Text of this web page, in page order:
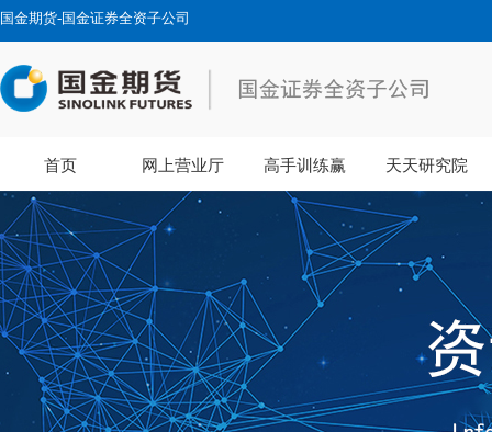
国金期货-国金证券全资子公司
首页 网上营业厅 高手训练赢 天天研究院